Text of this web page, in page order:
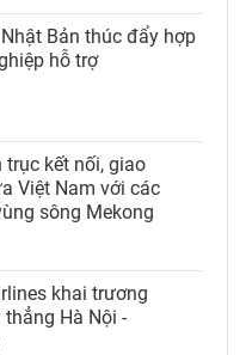
Bản thúc đẩy hợp
hỗ trợ
trục kết nối, giao
Việt Nam với các
sông Mekong
khai trương
Hà Nội -